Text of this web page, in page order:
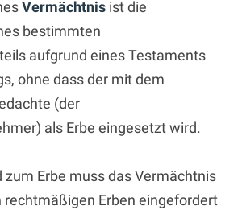
Vermächtnis ist die
bestimmten
aufgrund eines Testaments
ohne dass der mit dem
(der
als Erbe eingesetzt wird.
zum Erbe muss das Vermächtnis
rechtmäßigen Erben eingefordert